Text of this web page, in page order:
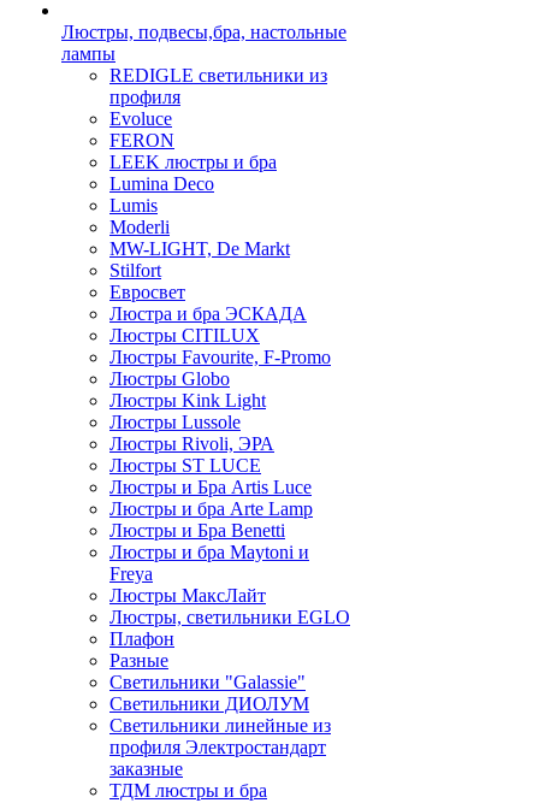
Люстры, подвесы,бра, настольные
лампы
REDIGLE светильники из
профиля
Evoluce
FERON
LEEK люстры и бра
Lumina Deco
Lumis
Moderli
MW-LIGHT, De Markt
Stilfort
Евросвет
Люстра и бра ЭСКАДА
Люстры CITILUX
Люстры Favourite, F-Promo
Люстры Globo
Люстры Kink Light
Люстры Lussole
Люстры Rivoli, ЭРА
Люстры ST LUCE
Люстры и Бра Artis Luce
Люстры и бра Arte Lamp
Люстры и Бра Benetti
Люстры и бра Maytoni и
Freya
Люстры МаксЛайт
Люстры, светильники EGLO
Плафон
Разные
Светильники "Galassie"
Светильники ДИОЛУМ
Светильники линейные из
профиля Электростандарт
заказные
ТДМ люстры и бра